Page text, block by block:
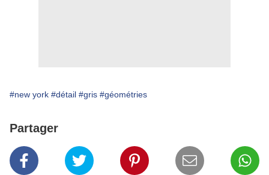
#new york #détail #gris #géométries
Partager